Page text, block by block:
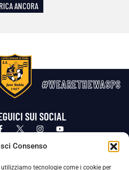
Consenso
tecnologie come i cookie per
ANCORA
#WEARETHEWASPS
SUI SOCIAL
Cookie Policy